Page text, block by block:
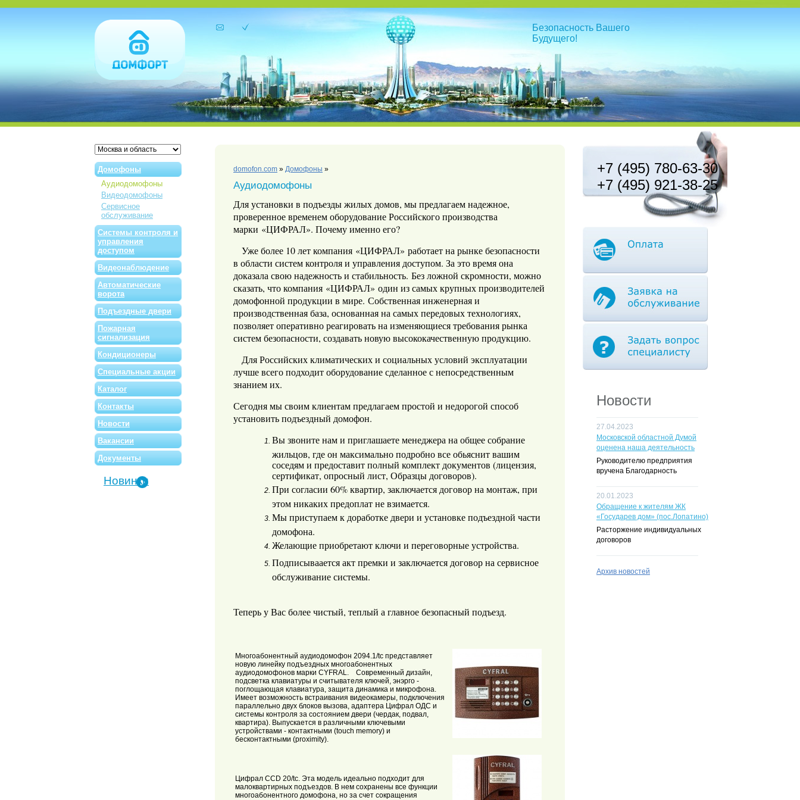
Безопасность Вашего
Будущего!
Домофоны
Аудиодомофоны
Видеодомофоны
Сервисное
обслуживание
Системы контроля и
управления
доступом
Видеонаблюдение
Автоматические
ворота
Подъездные двери
Пожарная
сигнализация
Кондиционеры
Специальные акции
Каталог
Контакты
Новости
Вакансии
Документы
Новинки
domofon.com » Домофоны »
Аудиодомофоны
Для установки в подъезды жилых домов, мы предлагаем надежное,
проверенное временем оборудование Российского производства
марки «ЦИФРАЛ». Почему именно его?
Уже более 10 лет компания «ЦИФРАЛ» работает на рынке безопасности
в области систем контроля и управления доступом. За это время она
доказала свою надежность и стабильность. Без ложной скромности, можно
сказать, что компания «ЦИФРАЛ» один из самых крупных производителей
домофонной продукции в мире. Собственная инженерная и
производственная база, основанная на самых передовых технологиях,
позволяет оперативно реагировать на изменяющиеся требования рынка
систем безопасности, создавать новую высококачественную продукцию.
Для Российских климатических и социальных условий эксплуатации
лучше всего подходит оборудование сделанное с непосредственным
знанием их.
Сегодня мы своим клиентам предлагаем простой и недорогой способ
установить подъездный домофон.
Вы звоните нам и приглашаете менеджера на общее собрание
жильцов, где он максимально подробно все обьяснит вашим
соседям и предоставит полный комплект документов (лицензия,
сертификат, опросный лист, Образцы договоров).
При согласии 60% квартир, заключается договор на монтаж, при
этом никаких предоплат не взимается.
Мы приступаем к доработке двери и установке подъездной части
домофона.
Желающие приобретают ключи и переговорные устройства.
Подписываается акт премки и заключается договор на сервисное
обслуживание системы.
Теперь у Вас более чистый, теплый а главное безопасный подъезд.
Многоабонентный аудиодомофон 2094.1/tc представляет
новую линейку подъездных многоабонентных
аудиодомофонов марки CYFRAL. Современный дизайн,
подсветка клавиатуры и считывателя ключей, энэрго -
поглощающая клавиатура, защита динамика и микрофона.
Имеет возможность встраивания видеокамеры, подключения
параллельно двух блоков вызова, адаптера Цифрал ОДС и
системы контроля за состоянием двери (чердак, подвал,
квартира). Выпускается в различными ключевыми
устройствами - контактными (touch memory) и
бесконтактными (proximity).
Цифрал CCD 20/tc. Эта модель идеально подходит для
малоквартирных подъездов. В нем сохранены все функции
многоабонентного домофона, но за счет сокращения
+7 (495) 780-63-30
+7 (495) 921-38-25
Новости
27.04.2023
Московской областной Думой
оценена наша деятельность
Руководителю предприятия
вручена Благодарность
20.01.2023
Обращение к жителям ЖК
«Государев дом» (пос.Лопатино)
Расторжение индивидуальных
договоров
Архив новостей